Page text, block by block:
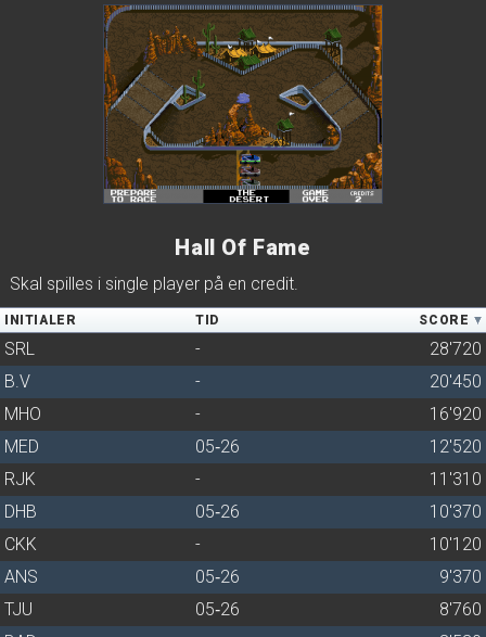
Hall Of Fame
Skal spilles i single player på en credit.
INITIALER TID SCORE
SRL -
28'720
B.V
-
20'450
MHO
-
16'920
MED
05‑26
12'520
RJK
-
11'310
DHB
05‑26
10'370
CKK
-
10'120
ANS
05‑26
9'370
TJU
05‑26
8'760